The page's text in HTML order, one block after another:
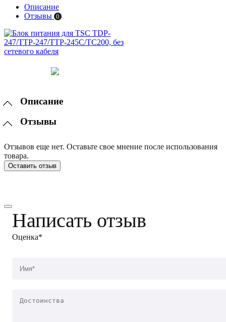
Описание
Отзывы 0
Описание
Отзывы
Отзывов еще нет. Оставьте свое мнение после использования
товара.
Оставить отзыв
Написать отзыв
Оценка*